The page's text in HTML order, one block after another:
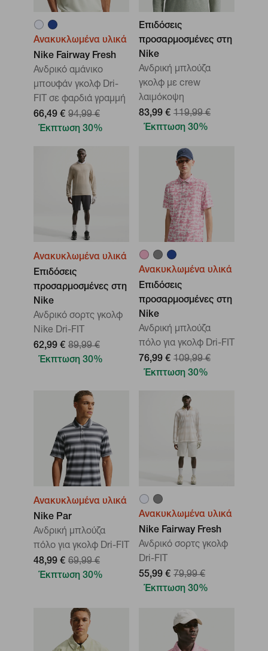
Ανακυκλωμένα υλικά
Nike Fairway Fresh
Ανδρικό αμάνικο
μπουφάν γκολφ Dri-
FIT σε φαρδιά γραμμή
66,49 € 94,99 €
Έκπτωση 30%
Επιδόσεις
προσαρμοσμένες στη
Nike
Ανδρική μπλούζα
γκολφ με crew
λαιμόκοψη
83,99 € 119,99 €
Έκπτωση 30%
Ανακυκλωμένα υλικά
Επιδόσεις
προσαρμοσμένες στη
Nike
Ανδρικό σορτς γκολφ
Nike Dri-FIT
62,99 € 89,99 €
Έκπτωση 30%
Ανακυκλωμένα υλικά
Επιδόσεις
προσαρμοσμένες στη
Nike
Ανδρική μπλούζα
πόλο για γκολφ Dri-FIT
76,99 € 109,99 €
Έκπτωση 30%
Ανακυκλωμένα υλικά
Nike Par
Ανδρική μπλούζα
πόλο για γκολφ Dri-FIT
48,99 € 69,99 €
Έκπτωση 30%
Ανακυκλωμένα υλικά
Nike Fairway Fresh
Ανδρικό σορτς γκολφ
Dri-FIT
55,99 € 79,99 €
Έκπτωση 30%